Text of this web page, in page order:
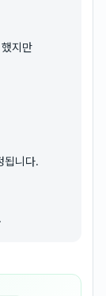
지만
됩니다.